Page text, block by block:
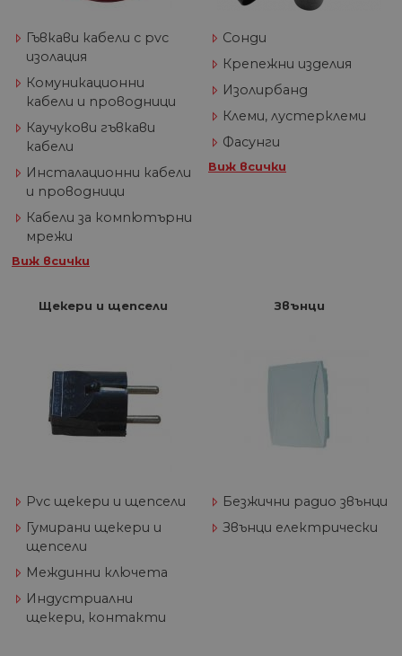
Гъвкави кабели с pvc
изолация
Комуникационни
кабели и проводници
Каучукови гъвкави
кабели
Инсталационни кабели
и проводници
Кабели за компютърни
мрежи
Виж всички
Сонди
Крепежни изделия
Изолирбанд
Клеми, лустерклеми
Фасунги
Виж всички
Щекери и щепсели
Pvc щекери и щепсели
Гумирани щекери и
щепсели
Междинни ключета
Индустриални
щекери, контакти
Звънци
Безжични радио звънци
Звънци електрически